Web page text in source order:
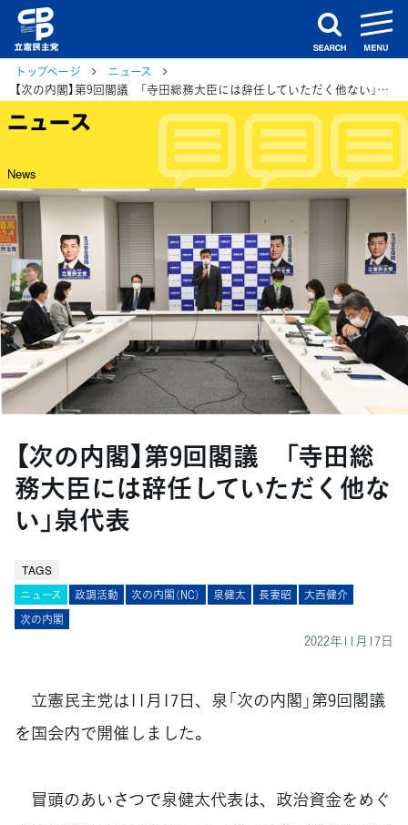
search
トップページ
ニュース
【次の内閣】第9回閣議 「寺田総務大臣には辞任していただく他ない」泉代表
ニュース
News
【次の内閣】第9回閣議 「寺田総
務大臣には辞任していただく他な
い」泉代表
TAGS
ニュース 政調活動 次の内閣（NC） 泉健太 長妻昭
大西健介
次の内閣
2022年11月17日
立憲民主党は11月17日、泉「次の内閣」第9回閣議
を国会内で開催しました。
冒頭のあいさつで泉健太代表は、政治資金をめぐ